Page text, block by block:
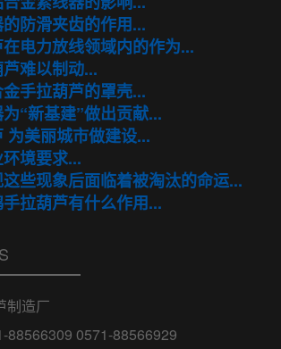
防滑夹齿的作用...
电力放线领域内的作为...
难以制动...
手拉葫芦的罩壳...
“新基建”做出贡献...
为美丽城市做建设...
境要求...
些现象后面临着被淘汰的命运...
拉葫芦有什么作用...
制造厂
88566309 0571-88566929